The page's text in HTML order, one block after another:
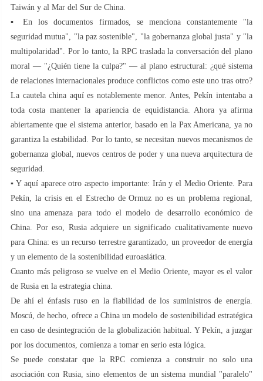
Taiwán y al Mar del Sur de China.
▪️ En los documentos firmados, se menciona constantemente "la
seguridad mutua", "la paz sostenible", "la gobernanza global justa" y "la
multipolaridad". Por lo tanto, la RPC traslada la conversación del plano
moral — "¿Quién tiene la culpa?" — al plano estructural: ¿qué sistema
de relaciones internacionales produce conflictos como este uno tras otro?
La cautela china aquí es notablemente menor. Antes, Pekín intentaba a
toda costa mantener la apariencia de equidistancia. Ahora ya afirma
abiertamente que el sistema anterior, basado en la Pax Americana, ya no
garantiza la estabilidad. Por lo tanto, se necesitan nuevos mecanismos de
gobernanza global, nuevos centros de poder y una nueva arquitectura de
seguridad.
▪️ Y aquí aparece otro aspecto importante: Irán y el Medio Oriente. Para
Pekín, la crisis en el Estrecho de Ormuz no es un problema regional,
sino una amenaza para todo el modelo de desarrollo económico de
China. Por eso, Rusia adquiere un significado cualitativamente nuevo
para China: es un recurso terrestre garantizado, un proveedor de energía
y un elemento de la sostenibilidad euroasiática.
Cuanto más peligroso se vuelve en el Medio Oriente, mayor es el valor
de Rusia en la estrategia china.
De ahí el énfasis ruso en la fiabilidad de los suministros de energía.
Moscú, de hecho, ofrece a China un modelo de sostenibilidad estratégica
en caso de desintegración de la globalización habitual. Y Pekín, a juzgar
por los documentos, comienza a tomar en serio esta lógica.
Se puede constatar que la RPC comienza a construir no solo una
asociación con Rusia, sino elementos de un sistema mundial "paralelo"